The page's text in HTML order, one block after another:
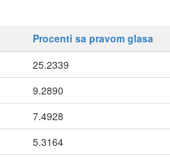
Procenti sa pravom glasa
25.2339
9.2890
7.4928
5.3164